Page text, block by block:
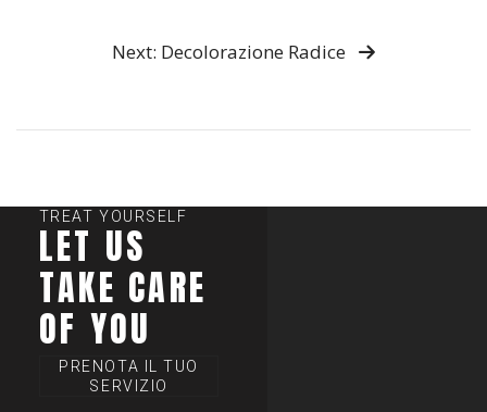
Next: Decolorazione Radice
TREAT YOURSELF
LET US
TAKE CARE
OF YOU
PRENOTA IL TUO
SERVIZIO